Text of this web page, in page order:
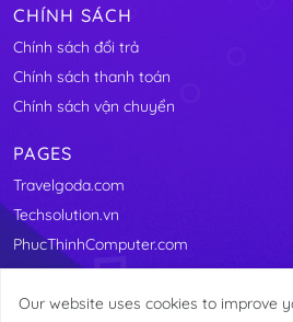
CHÍNH SÁCH
Chính sách đổi trả
Chính sách thanh toán
Chính sách vận chuyển
PAGES
Travelgoda.com
Techsolution.vn
PhucThinhComputer.com
Our website uses cookies to improve